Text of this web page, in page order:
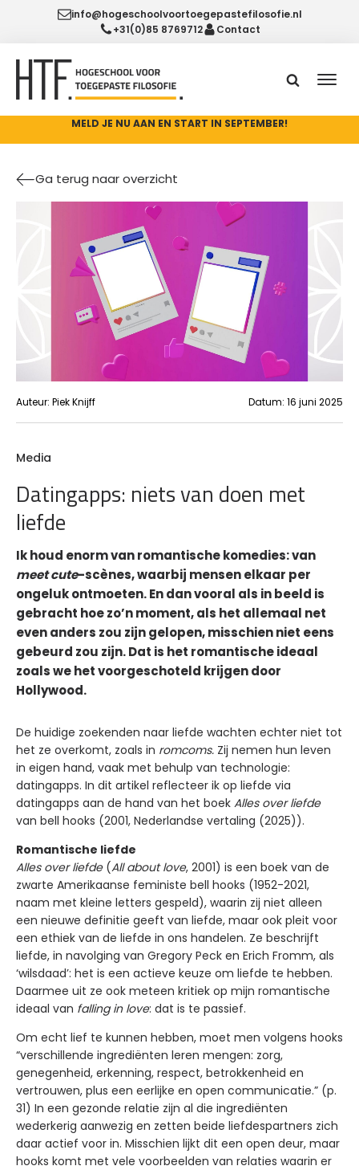
info@hogeschoolvoortoegepastefilosofie.nl
+31(0)85 8769712
Contact
MELD JE NU AAN EN START IN SEPTEMBER!
Ga terug naar overzicht
Auteur: Piek Knijff Datum: 16 juni 2025
Media
Datingapps: niets van doen met
liefde
Ik houd enorm van romantische komedies: van
meet cute-scènes, waarbij mensen elkaar per
ongeluk ontmoeten. En dan vooral als in beeld is
gebracht hoe zo’n moment, als het allemaal net
even anders zou zijn gelopen, misschien niet eens
gebeurd zou zijn. Dat is het romantische ideaal
zoals we het voorgeschoteld krijgen door
Hollywood.
De huidige zoekenden naar liefde wachten echter niet tot
het ze overkomt, zoals in romcoms. Zij nemen hun leven
in eigen hand, vaak met behulp van technologie:
datingapps. In dit artikel reflecteer ik op liefde via
datingapps aan de hand van het boek Alles over liefde
van bell hooks (2001, Nederlandse vertaling (2025)).
Romantische liefde
Alles over liefde(All about love, 2001) is een boek van de
zwarte Amerikaanse feministe bell hooks (1952-2021,
naam met kleine letters gespeld), waarin zij niet alleen
een nieuwe definitie geeft van liefde, maar ook pleit voor
een ethiek van de liefde in ons handelen. Ze beschrijft
liefde, in navolging van Gregory Peck en Erich Fromm, als
‘wilsdaad’: het is een actieve keuze om liefde te hebben.
Daarmee uit ze ook meteen kritiek op mijn romantische
ideaal van falling in love: dat is te passief.
Om echt lief te kunnen hebben, moet men volgens hooks
“verschillende ingrediënten leren mengen: zorg,
genegenheid, erkenning, respect, betrokkenheid en
vertrouwen, plus een eerlijke en open communicatie.” (p.
31) In een gezonde relatie zijn al die ingrediënten
wederkerig aanwezig en zetten beide liefdespartners zich
daar actief voor in. Misschien lijkt dit een open deur, maar
hooks komt met vele voorbeelden van relaties waarin er